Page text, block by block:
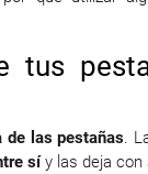
tus
de las pestañas.
síy las deja con